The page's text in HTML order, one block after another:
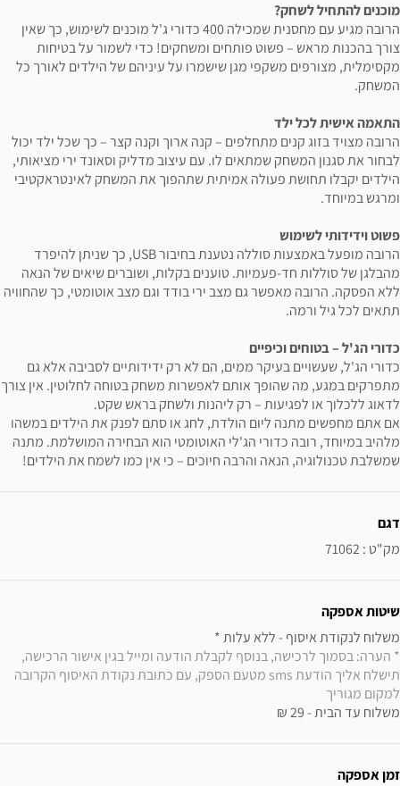
מוכנים להתחיל לשחק?
הרובה מגיע עם מחסנית שמכילה 400 כדורי ג'ל מוכנים לשימוש, כך שאין
צורך בהכנות מראש – פשוט פותחים ומשחקים! כדי לשמור על בטיחות
מקסימלית, מצורפים משקפי מגן שישמרו על עיניהם של הילדים לאורך כל
המשחק.
התאמה אישית לכל ילד
הרובה מצויד בזוג קנים מתחלפים – קנה ארוך וקנה קצר – כך שכל ילד יכול
לבחור את סגנון המשחק שמתאים לו. עם עיצוב מדליק וסאונד ירי מציאותי,
הילדים יקבלו תחושת פעולה אמיתית שתהפוך את המשחק לאינטראקטיבי
ומרגש במיוחד.
פשוט וידידותי לשימוש
הרובה מופעל באמצעות סוללה נטענת בחיבור USB, כך שניתן להיפרד
מהבלגן של סוללות חד-פעמיות. טוענים בקלות, ושוברים שיאים של הנאה
ללא הפסקה. הרובה מאפשר גם מצב ירי בודד וגם מצב אוטומטי, כך שהחוויה
תתאים לכל גיל ורמה.
כדורי הג'ל – בטוחים וכיפיים
כדורי הג'ל, שעשויים בעיקר ממים, הם לא רק ידידותיים לסביבה אלא גם
מתפרקים במגע, מה שהופך אותם לאפשרות משחק בטוחה לחלוטין. אין צורך
לדאוג ללכלוך או לפגיעות – רק ליהנות ולשחק בראש שקט.
אם אתם מחפשים מתנה ליום הולדת, לחג או סתם לפנק את הילדים במשהו
מלהיב במיוחד, רובה כדורי הג'לי האוטומטי הוא הבחירה המושלמת. מתנה
שמשלבת טכנולוגיה, הנאה והרבה חיוכים – כי אין כמו לשמח את הילדים!
דגם
מק"ט : 71062
שיטות אספקה
משלוח לנקודת איסוף - ללא עלות *
למקום מגוריך
משלוח עד הבית - 29 ₪
זמן אספקה